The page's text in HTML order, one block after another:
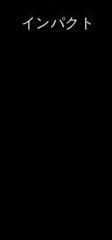
インパクト